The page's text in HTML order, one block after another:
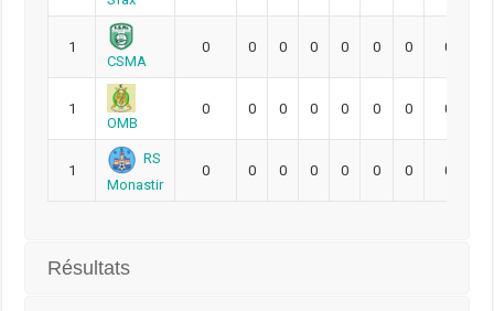
1
CSMA
0 0 0 0 0 0 0 0
1
OMB
0 0 0 0 0 0 0 0
1
RS
Monastir
0 0 0 0 0 0 0 0
Résultats